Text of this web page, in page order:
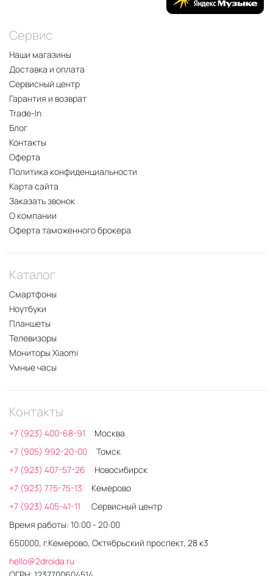
Сервис
Наши магазины
Доставка и оплата
Сервисный центр
Гарантия и возврат
Trade-In
Блог
Контакты
Оферта
Политика конфиденциальности
Карта сайта
Заказать звонок
О компании
Оферта таможенного брокера
Каталог
Смартфоны
Ноутбуки
Планшеты
Телевизоры
Мониторы Xiaomi
Умные часы
Контакты
+7 (923) 400-68-91
Москва
+7 (905) 992-20-00
Томск
+7 (923) 407-57-26
Новосибирск
+7 (923) 775-75-13
Кемерово
+7 (923) 405-41-11
Сервисный центр
Время работы: 10:00 - 20:00
650000, г.Кемерово, Октябрьский проспект, 28 к3
hello@2droida.ru